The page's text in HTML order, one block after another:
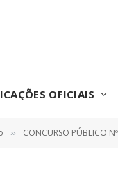
OFICIAIS
» CONCURSO PÚBLICO